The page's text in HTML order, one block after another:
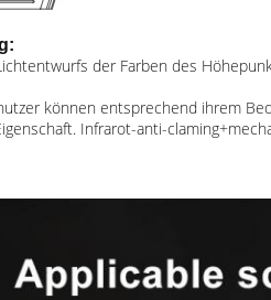
der Farben des
können entsprechend ihrem
Infrarot-anti-